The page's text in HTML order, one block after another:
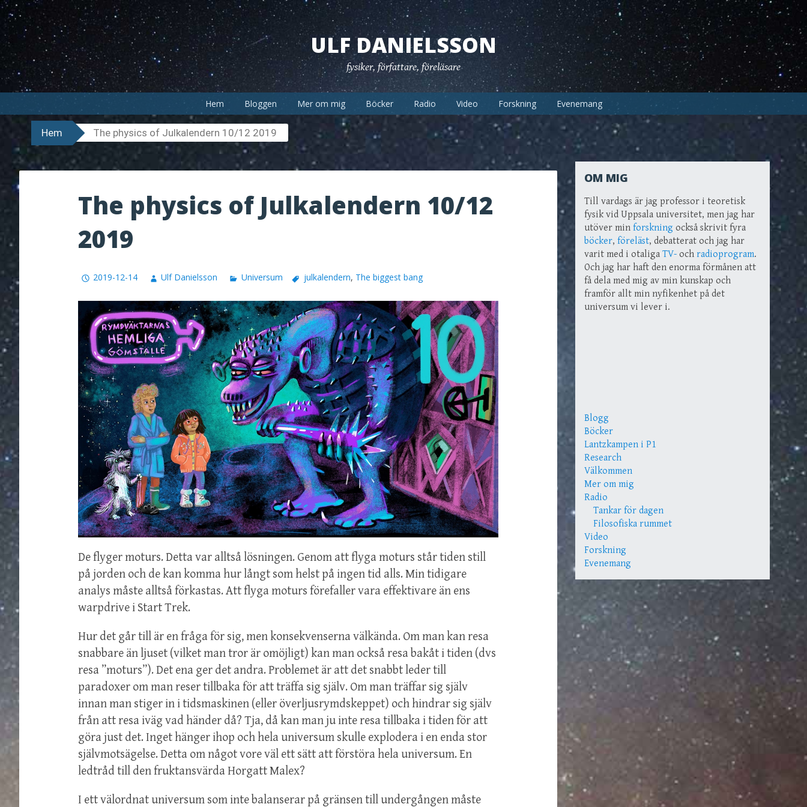
Hoppa
till
innehåll
ULF DANIELSSON
fysiker, författare, föreläsare
Hem Bloggen Mer om mig Böcker Radio Video Forskning Evenemang
Hem The physics of Julkalendern 10/12 2019
The physics of Julkalendern 10/12
2019
2019-12-14 Ulf Danielsson Universum julkalendern, The biggest bang
De flyger moturs. Detta var alltså lösningen. Genom att flyga moturs står tiden still
på jorden och de kan komma hur långt som helst på ingen tid alls. Min tidigare
analys måste alltså förkastas. Att flyga moturs förefaller vara effektivare än ens
warpdrive i Start Trek.
Hur det går till är en fråga för sig, men konsekvenserna välkända. Om man kan resa
snabbare än ljuset (vilket man tror är omöjligt) kan man också resa bakåt i tiden (dvs
resa ”moturs”). Det ena ger det andra. Problemet är att det snabbt leder till
paradoxer om man reser tillbaka för att träffa sig själv. Om man träffar sig själv
innan man stiger in i tidsmaskinen (eller överljusrymdskeppet) och hindrar sig själv
från att resa iväg vad händer då? Tja, då kan man ju inte resa tillbaka i tiden för att
göra just det. Inget hänger ihop och hela universum skulle explodera i en enda stor
självmotsägelse. Detta om något vore väl ett sätt att förstöra hela universum. En
ledtråd till den fruktansvärda Horgatt Malex?
I ett välordnat universum som inte balanserar på gränsen till undergången måste
OM MIG
Till vardags är jag professor i teoretisk
fysik vid Uppsala universitet, men jag har
utöver min forskning också skrivit fyra
böcker, föreläst, debatterat och jag har
varit med i otaliga TV- och radioprogram.
Och jag har haft den enorma förmånen att
få dela med mig av min kunskap och
framför allt min nyfikenhet på det
universum vi lever i.
Blogg
Böcker
Lantzkampen i P1
Research
Välkommen
Mer om mig
Radio
Tankar för dagen
Filosofiska rummet
Video
Forskning
Evenemang